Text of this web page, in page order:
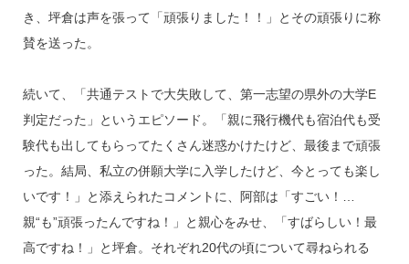
き、坪倉は声を張って「頑張りました！！」とその頑張りに称
賛を送った。
続いて、「共通テストで大失敗して、第一志望の県外の大学E
判定だった」というエピソード。「親に飛行機代も宿泊代も受
験代も出してもらってたくさん迷惑かけたけど、最後まで頑張
った。結局、私立の併願大学に入学したけど、今とっても楽し
いです！」と添えられたコメントに、阿部は「すごい！…
親“も”頑張ったんですね！」と親心をみせ、「すばらしい！最
高ですね！」と坪倉。それぞれ20代の頃について尋ねられる